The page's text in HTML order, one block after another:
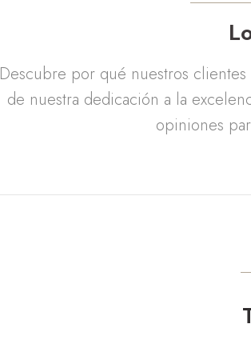
Descubre por qué nuestros
de nuestra dedicación a la
opiniones